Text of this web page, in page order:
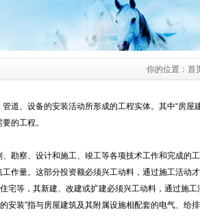
你的位置： 首
道、设备的安装活动所形成的工程实体。其中“房屋
的工程。
勘察、设计和施工、竣工等各项技术工作和完成的
作量。这部分投资额必须兴工动料，通过施工活动才
宅等，其新建、改建或扩建必须兴工动料，通过施工
安装”指与房屋建筑及其附属设施相配套的电气、给